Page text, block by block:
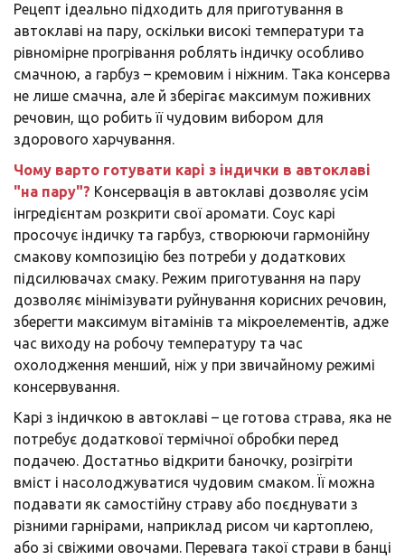
Рецепт ідеально підходить для приготування в
автоклаві на пару, оскільки високі температури та
рівномірне прогрівання роблять індичку особливо
смачною, а гарбуз – кремовим і ніжним. Така консерва
не лише смачна, але й зберігає максимум поживних
речовин, що робить її чудовим вибором для
здорового харчування.
Чому варто готувати карі з індички в автоклаві
"на пару"? Консервація в автоклаві дозволяє усім
інгредієнтам розкрити свої аромати. Соус карі
просочує індичку та гарбуз, створюючи гармонійну
смакову композицію без потреби у додаткових
підсилювачах смаку. Режим приготування на пару
дозволяє мінімізувати руйнування корисних речовин,
зберегти максимум вітамінів та мікроелементів, адже
час виходу на робочу температуру та час
охолодження менший, ніж у при звичайному режимі
консервування.
Карі з індичкою в автоклаві – це готова страва, яка не
потребує додаткової термічної обробки перед
подачею. Достатньо відкрити баночку, розігріти
вміст і насолоджуватися чудовим смаком. Її можна
подавати як самостійну страву або поєднувати з
різними гарнірами, наприклад рисом чи картоплею,
або зі свіжими овочами. Перевага такої страви в банці